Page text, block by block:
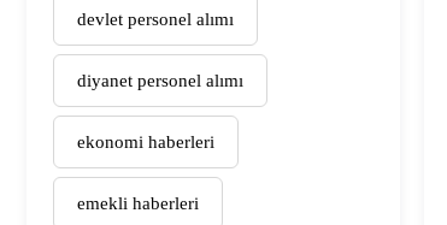
devlet personel alımı
diyanet personel alımı
ekonomi haberleri
emekli haberleri